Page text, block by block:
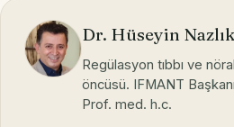
Dr. Hüseyin
Regülasyon tıbbı ve
öncüsü. IFMANT
Prof. med. h.c.